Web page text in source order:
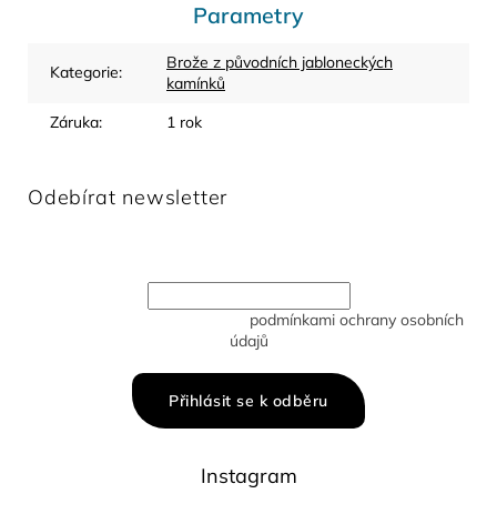
Parametry
Kategorie:
Brože z původních jabloneckých
kamínků
Záruka: 1 rok
Odebírat newsletter
podmínkami ochrany osobních
údajů
Přihlásit se k odběru
Instagram